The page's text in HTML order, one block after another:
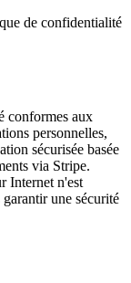
de confidentialité
conformes aux
personnelles,
sécurisée basée
via Stripe.
Internet n'est
une sécurité